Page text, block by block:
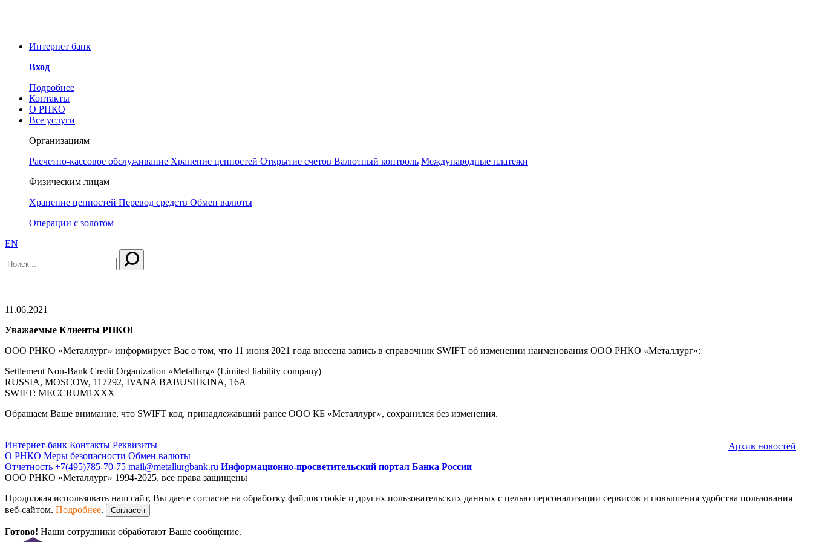
Интернет банк
Вход
Подробнее
Контакты
О РНКО
Все услуги
Организациям
Расчетно-кассовое обслуживание Хранение ценностей Открытие счетов Валютный контроль Международные платежи
Физическим лицам
Хранение ценностей Перевод средств Обмен валюты
Операции с золотом
EN
11.06.2021
Уважаемые Клиенты РНКО!
ООО РНКО «Металлург» информирует Вас о том, что 11 июня 2021 года внесена запись в справочник SWIFT об изменении наименования ООО РНКО «Металлург»:
Settlement Non-Bank Credit Organization «Metallurg» (Limited liability company)
RUSSIA, MOSCOW, 117292, IVANA BABUSHKINA, 16A
SWIFT: MECCRUM1XXX
Обращаем Ваше внимание, что SWIFT код, принадлежавший ранее ООО КБ «Металлург», сохранился без изменения.
Архив новостей
Интернет-банк Контакты Реквизиты
О РНКО Меры безопасности Обмен валюты
Отчетность +7(495)785-70-75 mail@metallurgbank.ru Информационно-просветительский портал Банка России
ООО РНКО «Металлург» 1994-2025, все права защищены
Продолжая использовать наш сайт, Вы даете согласие на обработку файлов cookie и других пользовательских данных с целью персонализации сервисов и повышения удобства пользования
веб-сайтом. Подробнее. Согласен
Готово! Наши сотрудники обработают Ваше сообщение.
РНКО «Металлург» нет аккаунтов в социальных сетях. Сотрудники РНКО также никогда не свяжутся с Вами через любой мессенджер, в